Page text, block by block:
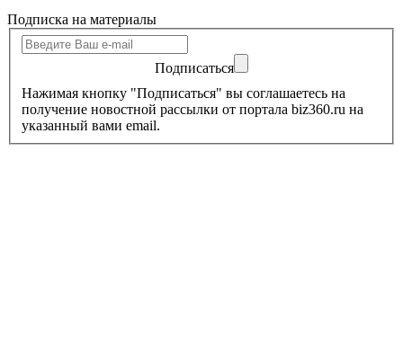
Подписка на материалы
Подписаться
Нажимая кнопку "Подписаться" вы соглашаетесь на
получение новостной рассылки от портала biz360.ru на
указанный вами email.